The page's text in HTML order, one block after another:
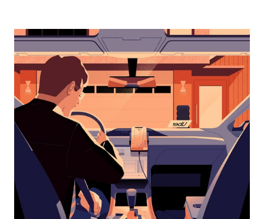
interact
the
calendar
and
select
a
date.
Press
the
escape
button
the
calendar.